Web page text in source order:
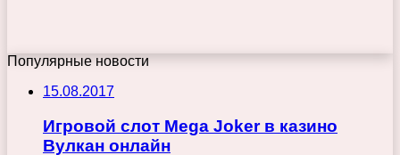
Популярные новости
15.08.2017
Игровой слот Mega Joker в казино
Вулкан онлайн